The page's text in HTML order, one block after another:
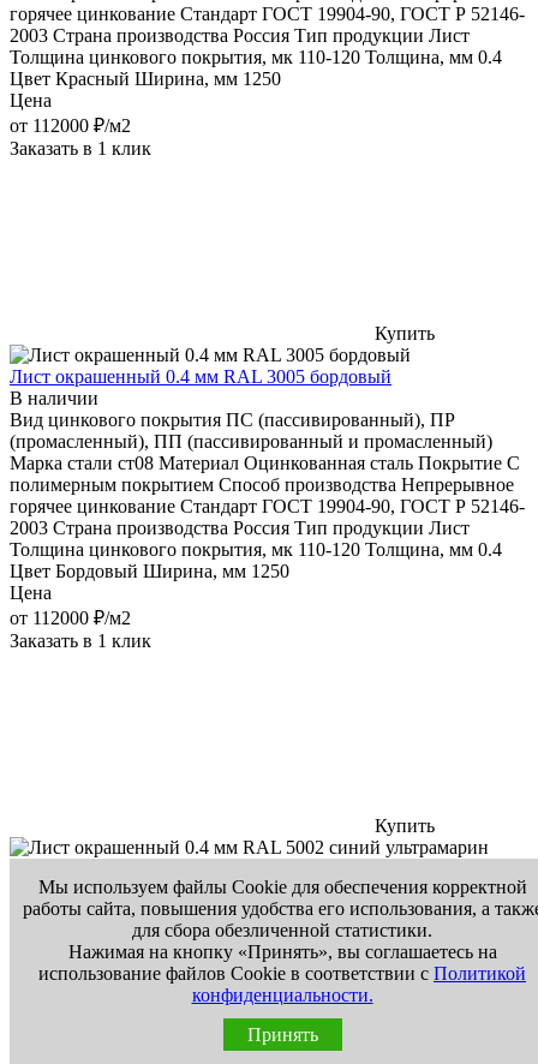
горячее цинкование Стандарт ГОСТ 19904-90, ГОСТ Р 52146-
2003 Страна производства Россия Тип продукции Лист
Толщина цинкового покрытия, мк 110-120 Толщина, мм 0.4
Цвет Красный Ширина, мм 1250
Цена
от 112000 ₽/м2
Заказать в 1 клик
Купить
Лист окрашенный 0.4 мм RAL 3005 бордовый
В наличии
Вид цинкового покрытия ПС (пассивированный), ПР
(промасленный), ПП (пассивированный и промасленный)
Марка стали ст08 Материал Оцинкованная сталь Покрытие С
полимерным покрытием Способ производства Непрерывное
горячее цинкование Стандарт ГОСТ 19904-90, ГОСТ Р 52146-
2003 Страна производства Россия Тип продукции Лист
Толщина цинкового покрытия, мк 110-120 Толщина, мм 0.4
Цвет Бордовый Ширина, мм 1250
Цена
от 112000 ₽/м2
Заказать в 1 клик
Купить
В наличии
Вид цинкового покрытия ПС (пассивированный), ПР
(промасленный), ПП (пассивированный и промасленный)
Марка стали ст08 Материал Оцинкованная сталь Покрытие
полимерным покрытием Способ производства Непрерывное
Стандарт ГОСТ 19904-90, ГОСТ Р 52146-
Страна производства Россия Тип продукции
Толщина цинкового покрытия, мк 110-120
Мы используем файлы Cookie для обеспечения корректной
работы сайта, повышения удобства его использования, а
для сбора обезличенной статистики.
Нажимая на кнопку «Принять», вы соглашаетесь на
использование файлов Cookie в соответствии с Политикой
конфиденциальности.
Принять